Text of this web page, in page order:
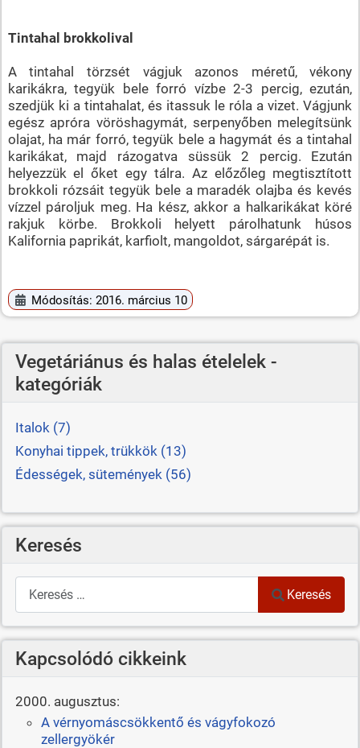
Tintahal brokkolival
A tintahal törzsét vágjuk azonos méretű, vékony
karikákra, tegyük bele forró vízbe 2-3 percig, ezután,
szedjük ki a tintahalat, és itassuk le róla a vizet. Vágjunk
egész apróra vöröshagymát, serpenyőben melegítsünk
olajat, ha már forró, tegyük bele a hagymát és a tintahal
karikákat, majd rázogatva süssük 2 percig. Ezután
helyezzük el őket egy tálra. Az előzőleg megtisztított
brokkoli rózsáit tegyük bele a maradék olajba és kevés
vízzel pároljuk meg. Ha kész, akkor a halkarikákat köré
rakjuk körbe. Brokkoli helyett párolhatunk húsos
Kalifornia paprikát, karfiolt, mangoldot, sárgarépát is.
Módosítás: 2016. március 10
Vegetáriánus és halas ételelek -
kategóriák
Italok (7)
Konyhai tippek, trükkök (13)
Édességek, sütemények (56)
Keresés
Keresés
Keresés
Kapcsolódó cikkeink
2000. augusztus:
A vérnyomáscsökkentő és vágyfokozó
zellergyökér